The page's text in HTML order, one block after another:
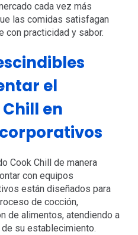
cada vez más
las comidas satisfagan
con practicidad y sabor.
el
en
Cook Chill de manera
con equipos
están diseñados para
de cocción,
de alimentos, atendiendo a
su establecimiento.